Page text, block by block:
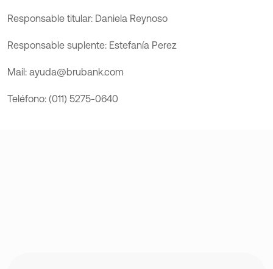
Responsable titular: Daniela Reynoso
Responsable suplente: Estefanía Perez
Mail: ayuda@brubank.com
Teléfono: (011) 5275-0640